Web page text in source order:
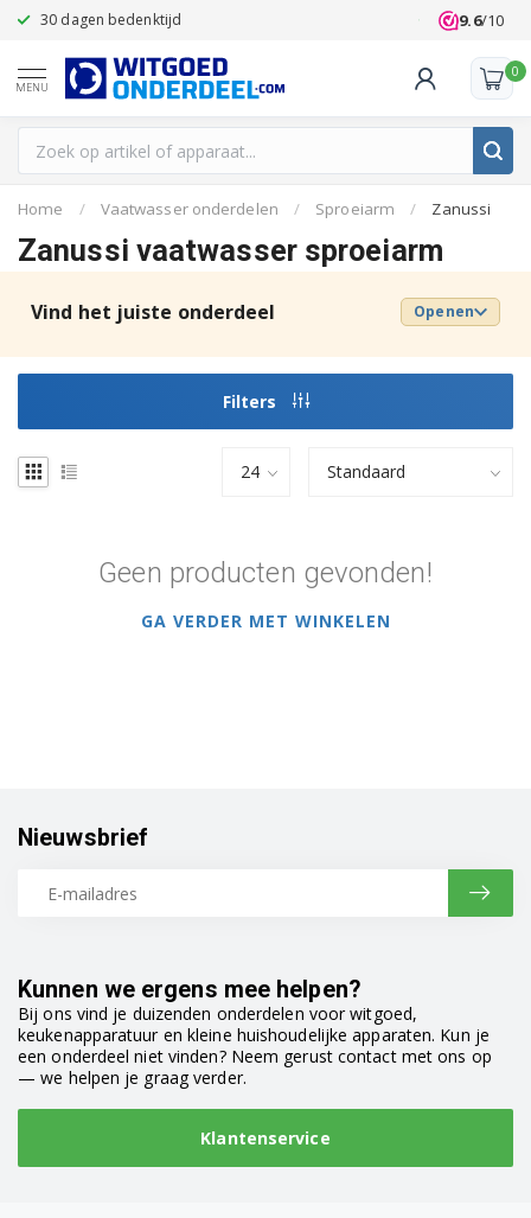
30 dagen bedenktijd Klanten
9.6/10
MENU
0
Home / Vaatwasser onderdelen / Sproeiarm / Zanussi
Zanussi vaatwasser sproeiarm
Vind het juiste onderdeel Openen
Filters
Geen producten gevonden!
GA VERDER MET WINKELEN
Kunnen we ergens mee helpen?
Bij ons vind je duizenden onderdelen voor witgoed,
keukenapparatuur en kleine huishoudelijke apparaten. Kun je
een onderdeel niet vinden? Neem gerust contact met ons op
— we helpen je graag verder.
Klantenservice
Nieuwsbrief